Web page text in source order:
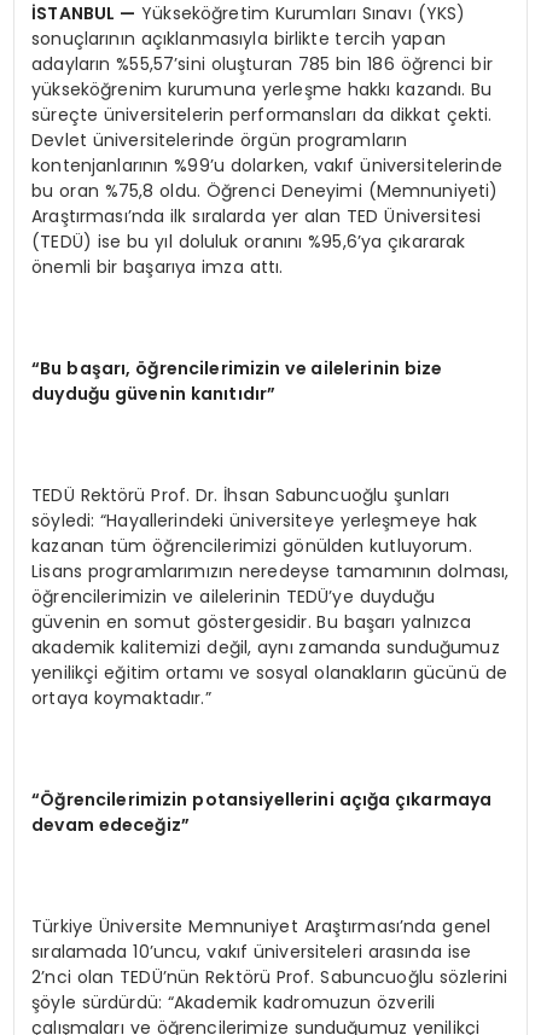
İSTANBUL — Yükseköğretim Kurumları Sınavı (YKS)
sonuçlarının açıklanmasıyla birlikte tercih yapan
adayların %55,57’sini oluşturan 785 bin 186 öğrenci bir
yükseköğrenim kurumuna yerleşme hakkı kazandı. Bu
süreçte üniversitelerin performansları da dikkat çekti.
Devlet üniversitelerinde örgün programların
kontenjanlarının %99’u dolarken, vakıf üniversitelerinde
bu oran %75,8 oldu. Öğrenci Deneyimi (Memnuniyeti)
Araştırması’nda ilk sıralarda yer alan TED Üniversitesi
(TEDÜ) ise bu yıl doluluk oranını %95,6’ya çıkararak
önemli bir başarıya imza attı.
“Bu başarı, öğrencilerimizin ve ailelerinin bize
duyduğu güvenin kanıtıdır”
TEDÜ Rektörü Prof. Dr. İhsan Sabuncuoğlu şunları
söyledi: “Hayallerindeki üniversiteye yerleşmeye hak
kazanan tüm öğrencilerimizi gönülden kutluyorum.
Lisans programlarımızın neredeyse tamamının dolması,
öğrencilerimizin ve ailelerinin TEDÜ’ye duyduğu
güvenin en somut göstergesidir. Bu başarı yalnızca
akademik kalitemizi değil, aynı zamanda sunduğumuz
yenilikçi eğitim ortamı ve sosyal olanakların gücünü de
ortaya koymaktadır.”
“Öğrencilerimizin potansiyellerini açığa çıkarmaya
devam edeceğiz”
Türkiye Üniversite Memnuniyet Araştırması’nda genel
sıralamada 10’uncu, vakıf üniversiteleri arasında ise
2’nci olan TEDÜ’nün Rektörü Prof. Sabuncuoğlu sözlerini
şöyle sürdürdü: “Akademik kadromuzun özverili
çalışmaları ve öğrencilerimize sunduğumuz yenilikçi